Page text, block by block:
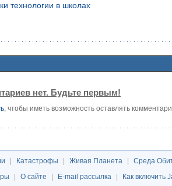
технологии в школах
нет. Будьте первым!
, чтобы иметь возможность оставлять
Катастрофы Живая Планета Среда
О сайте E-mail рассылка Как включить